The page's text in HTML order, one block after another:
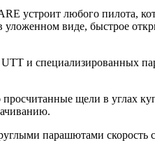
устроит любого пилота,
виде, быстрое
и специализированных
просчитанные щели в углах
парашютами скорость